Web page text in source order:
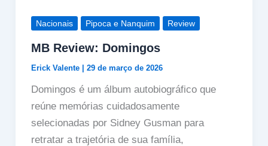
Nacionais Pipoca e Nanquim Review
MB Review: Domingos
Erick Valente | 29 de março de 2026
Domingos é um álbum autobiográfico que
reúne memórias cuidadosamente
selecionadas por Sidney Gusman para
retratar a trajetória de sua família,